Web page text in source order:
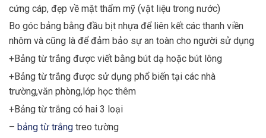
cứng cáp, đẹp về mặt thẩm mỹ (vật liệu trong nước)
Bo góc bảng bằng đầu bịt nhựa để liên kết các thanh viền
nhôm và cũng là để đảm bảo sự an toàn cho người sử dụng
+Bảng từ trắng được viết bằng bút dạ hoặc bút lông
+Bảng từ trắng được sử dụng phổ biến tại các nhà
trường,văn phòng,lớp học thêm
+Bảng từ trắng có hai 3 loại
– bảng từ trắng treo tường